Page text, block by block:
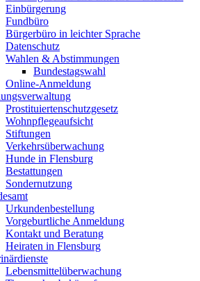
Einbürgerung
Fundbüro
Bürgerbüro in leichter Sprache
Datenschutz
Wahlen & Abstimmungen
Bundestagswahl
Online-Anmeldung
Prostituiertenschutzgesetz
Wohnpflegeaufsicht
Stiftungen
Verkehrsüberwachung
Hunde in Flensburg
Bestattungen
Sondernutzung
Urkundenbestellung
Vorgeburtliche Anmeldung
Kontakt und Beratung
Heiraten in Flensburg
Lebensmittelüberwachung